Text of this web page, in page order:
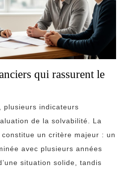
qui rassurent le
plusieurs indicateurs
de la solvabilité. La
un critère majeur : un
avec plusieurs années
situation solide, tandis